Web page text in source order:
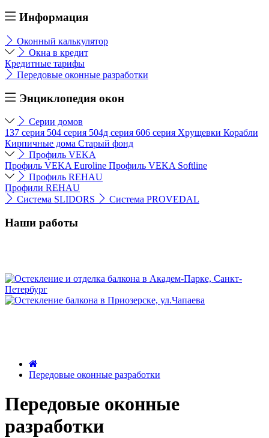
Информация
Оконный калькулятор
Окна в кредит
Кредитные тарифы
Передовые оконные разработки
Энциклопедия окон
Серии домов
137 серия 504 серия 504д серия 606 серия Хрущевки Корабли
Кирпичные дома Старый фонд
Профиль VEKA
Профиль VEKA Euroline Профиль VEKA Softline
Профиль REHAU
Профили REHAU
Система SLIDORS
Система PROVEDAL
Наши работы
Передовые оконные разработки
Передовые оконные
разработки